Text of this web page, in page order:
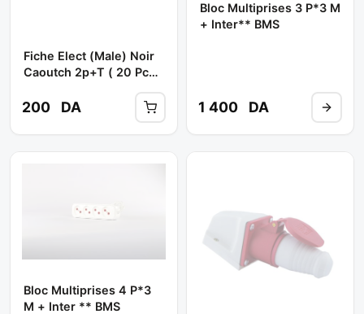
Fiche Elect (male) Noir
Caoutch 2p+t ( 20 Pcs )
200 DA
Bloc Multiprises 3 P*3 M
+ Inter** BMS
1 400 DA
Bloc Multiprises 4 P*3
M + Inter ** BMS